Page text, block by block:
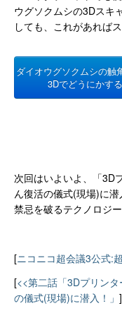
ウグソクムシの3Dスキ
しても、これがあれば
ダイオウグソクムシの触
3Dでどうにかす
次回はいよいよ、「3D
ん復活の儀式(現場)に潜
禁忌を破るテクノロジ
[ニコニコ超会議3公式:
[<<第二話「3Dプリン
の儀式(現場)に潜入！」 ]